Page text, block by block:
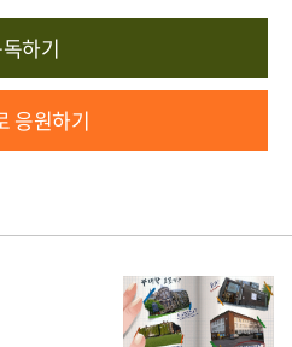
하기
응원하기